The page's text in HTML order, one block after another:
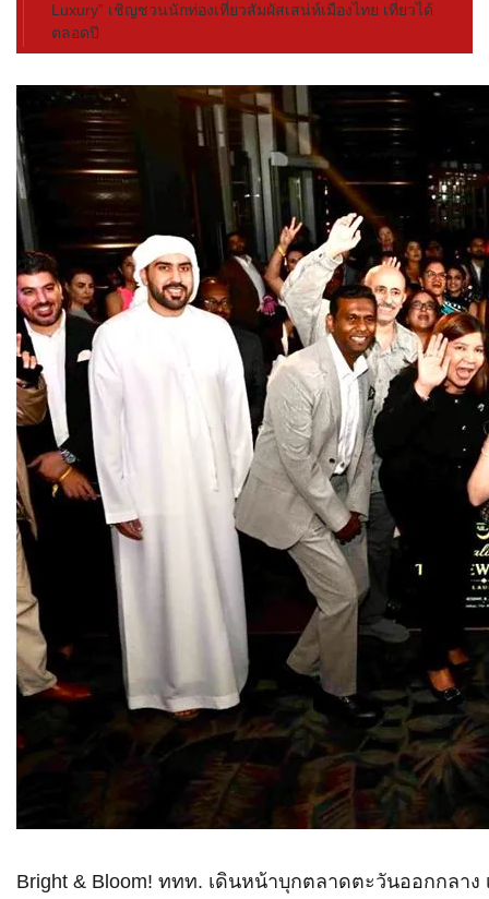
Luxury” เชิญชวนนักท่องเที่ยวสัมผัสเสน่ห์เมืองไทย เที่ยวได้
ตลอดปี
Bright & Bloom! ททท. เดินหน้าบุกตลาดตะวันออกกลาง